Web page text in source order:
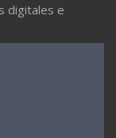
digitales e